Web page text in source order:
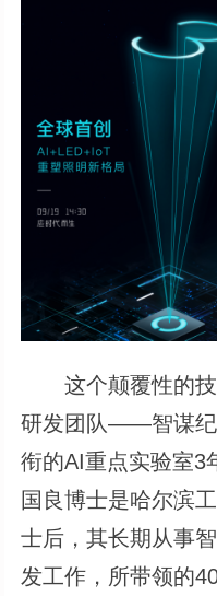
这个颠覆性的技
研发团队——智谋纪
衔的AI重点实验室3
国良博士是哈尔滨
士后，其长期从事
发工作，所带领的